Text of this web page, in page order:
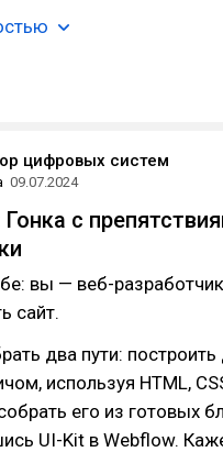
цифровых систем
09.07.2024
с
вы — веб-
сайт.
два пути:
используя HTML,
его из готовых
UI-Kit в Webflow.